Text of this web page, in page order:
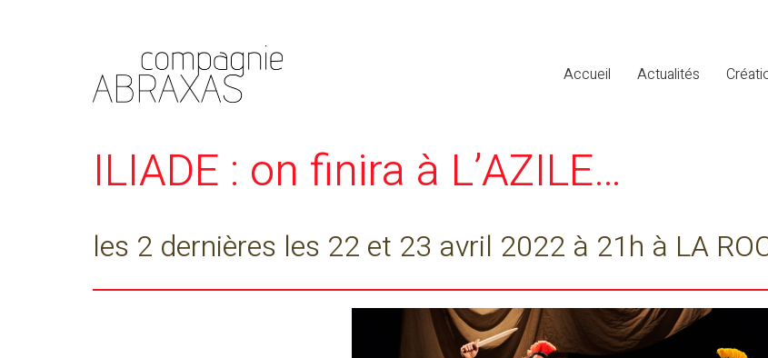
Accueil Actualités
ILIADE : on finira à L’AZILE…
les 2 dernières les 22 et 23 avril 2022 à 21h à LA